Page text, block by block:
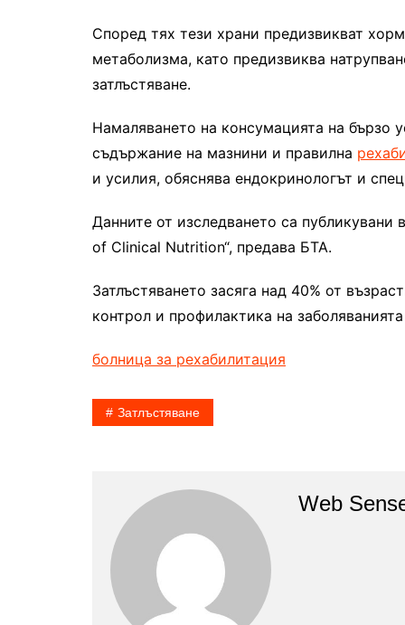
Според тях тези храни предизвикват
метаболизма, като предизвиква
затлъстяване.
Намаляването на консумацията на бързо
съдържание на мазнини и правилна
и усилия, обяснява ендокринологът и
Данните от изследването са публикувани
of Clinical Nutrition“, предава БТА.
Затлъстяването засяга над 40% от
контрол и профилактика на
болница за рехабилитация
Затлъстяване
Web